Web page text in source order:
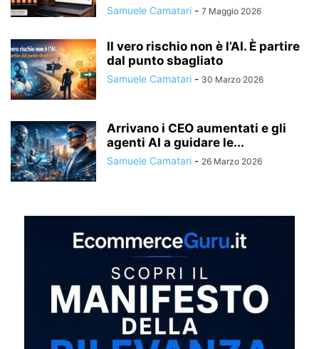
Samuele Camatari - 7 Maggio 2026
Il vero rischio non è l’AI. È partire
dal punto sbagliato
Samuele Camatari - 30 Marzo 2026
Arrivano i CEO aumentati e gli
agenti AI a guidare le...
Samuele Camatari - 26 Marzo 2026